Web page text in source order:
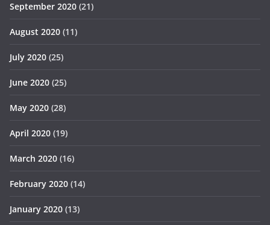
September 2020 (21)
August 2020 (11)
July 2020 (25)
June 2020 (25)
May 2020 (28)
April 2020 (19)
March 2020 (16)
February 2020 (14)
January 2020 (13)